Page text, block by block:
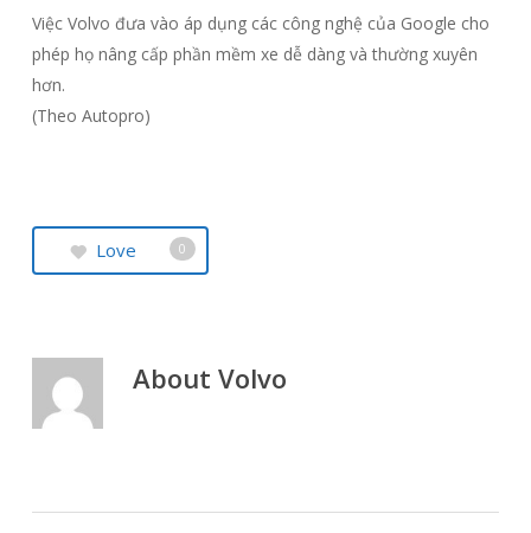
Việc Volvo đưa vào áp dụng các công nghệ của Google cho
phép họ nâng cấp phần mềm xe dễ dàng và thường xuyên
hơn.
(Theo Autopro)
Love 0
About Volvo